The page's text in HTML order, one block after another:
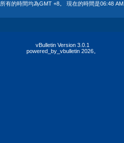
所有的時間均為GMT +8。 現在的時間是06:48 AM
vBulletin Version 3.0.1
powered_by_vbulletin 2026。